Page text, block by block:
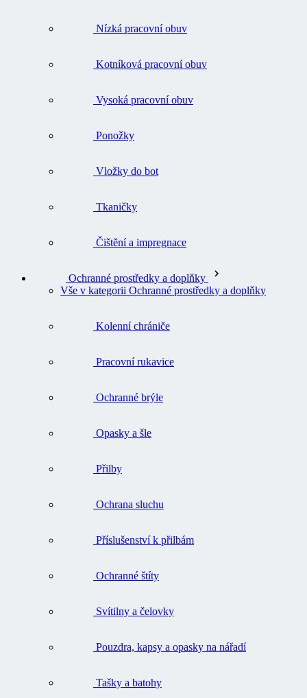
Nízká pracovní obuv
Kotníková pracovní obuv
Vysoká pracovní obuv
Ponožky
Vložky do bot
Tkaničky
Čištění a impregnace
Ochranné prostředky a doplňky
Vše v kategorii Ochranné prostředky a doplňky
Kolenní chrániče
Pracovní rukavice
Ochranné brýle
Opasky a šle
Přilby
Ochrana sluchu
Příslušenství k přilbám
Ochranné štíty
Svítilny a čelovky
Pouzdra, kapsy a opasky na nářadí
Tašky a batohy